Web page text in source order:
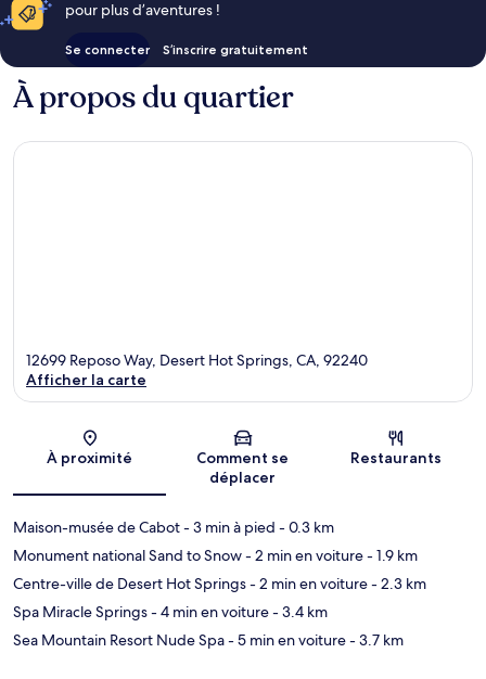
pour plus d’aventures !
Se connecter S’inscrire gratuitement
À propos du quartier
Carte
12699 Reposo Way, Desert Hot Springs, CA, 92240
Afficher la carte
À proximité
Comment se
déplacer
Restaurants
Maison-musée de Cabot- 3 min à pied - 0.3 km
Monument national Sand to Snow- 2 min en voiture- 1.9 km
Centre-ville de Desert Hot Springs- 2 min en voiture- 2.3 km
Spa Miracle Springs- 4 min en voiture- 3.4 km
Sea Mountain Resort Nude Spa- 5 min en voiture- 3.7 km